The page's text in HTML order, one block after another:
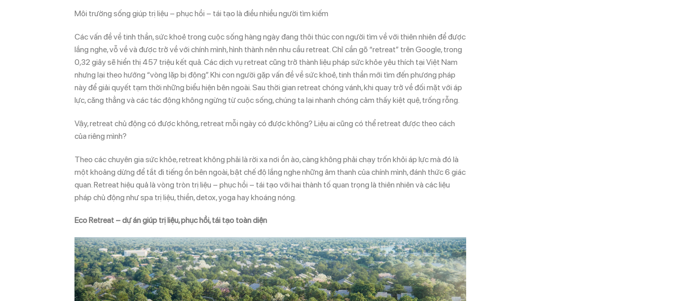
Môi trường sống giúp trị liệu – phục hồi – tái tạo là điều nhiều người tìm kiếm
Các vấn đề về tinh thần, sức khoẻ trong cuộc sống hàng ngày đang thôi thúc con người tìm về với thiên nhiên để được
lắng nghe, vỗ về và được trở về với chính mình, hình thành nên nhu cầu retreat. Chỉ cần gõ “retreat” trên Google, trong
0,32 giây sẽ hiển thị 457 triệu kết quả. Các dịch vụ retreat cũng trở thành liệu pháp sức khỏe yêu thích tại Việt Nam
nhưng lại theo hướng “vòng lặp bị động”. Khi con người gặp vấn đề về sức khoẻ, tinh thần mới tìm đến phương pháp
này để giải quyết tạm thời những biểu hiện bên ngoài. Sau thời gian retreat chóng vánh, khi quay trở về đối mặt với áp
lực, căng thẳng và các tác động không ngừng từ cuộc sống, chúng ta lại nhanh chóng cảm thấy kiệt quệ, trống rỗng.
Vậy, retreat chủ động có được không, retreat mỗi ngày có được không? Liệu ai cũng có thể retreat được theo cách
của riêng mình?
Theo các chuyên gia sức khỏe, retreat không phải là rời xa nơi ồn ào, càng không phải chạy trốn khỏi áp lực mà đó là
một khoảng dừng để tắt đi tiếng ồn bên ngoài, bật chế độ lắng nghe những âm thanh của chính mình, đánh thức 6 giác
quan. Retreat hiệu quả là vòng tròn trị liệu – phục hồi – tái tạo với hai thành tố quan trọng là thiên nhiên và các liệu
pháp chủ động như spa trị liệu, thiền, detox, yoga hay khoáng nóng.
Eco Retreat – dự án giúp trị liệu, phục hồi, tái tạo toàn diện